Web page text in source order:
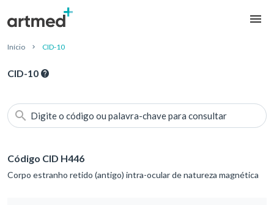
Início CID-10
CID-10
Digite o código ou palavra-chave para consultar
Código CID H446
Corpo estranho retido (antigo) intra-ocular de natureza magnética